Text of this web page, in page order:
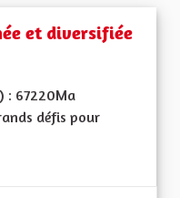
et diversifiée
: 67220Ma
défis pour
: Autres